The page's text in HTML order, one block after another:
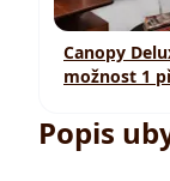
Canopy
možnost 1
Popis